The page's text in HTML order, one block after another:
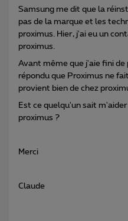
Samsung me dit que la
pas de la marque et les
proximus. Hier, j'ai eu un
proximus.
Avant même que j'aie fini
répondu que Proximus ne
provient bien de chez
Est ce quelqu'un sait
proximus ?
Merci
Claude